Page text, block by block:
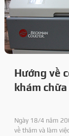
Hướng về
khám
Ngày 18/4 năm
về thăm và làm